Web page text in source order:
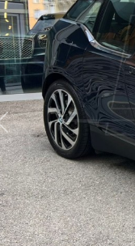
Précédent